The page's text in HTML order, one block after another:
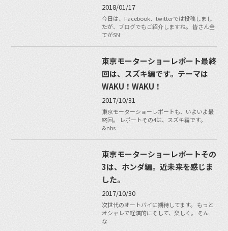
2018/01/17
今日は、Facebook、twitterでは投稿しまし
たが、ブログでもご紹介しますね。 皆さん全
てがSN…
東京モーターショーレポート最終
回は、スズキ編です。テーマは
WAKU！WAKU！
2017/10/31
東京モーターショーレポートも、いよいよ最
終回。 レポートその4は、スズキ編です。
&nbs…
東京モーターショーレポートその
3は、ホンダ編。近未来を感じま
した。
2017/10/30
次世代のオートバイに期待してます。 もっと
オシャレで経済的にそして、楽しく。 そん
な…